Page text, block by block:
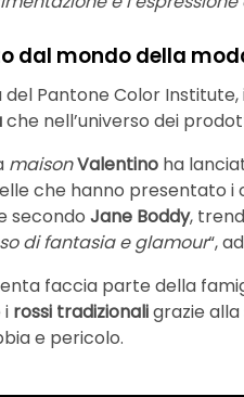
dal mondo della
Pantone Color
che nell’universo dei
maisonValentino ha
che hanno presentato
secondo Jane Boddy,
di fantasia e glamour“,
faccia parte della
i rossi tradizionaligrazie
e pericolo.